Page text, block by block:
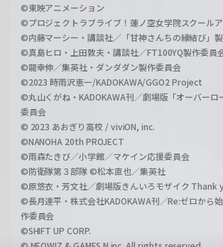
©東映アニメーション
©プロジェクトラブライブ！蓮ノ空女学院スクール
©内藤マーシー・講談社／「甘神さんちの縁結び」
©真島ヒロ・上田敦夫・講談社／FT100YQ製作委員
©龍幸伸／集英社・ダンダダン製作委員会
©2023 時雨沢恵一/KADOKAWA/GGO2 Project
©丸山くがね・KADOKAWA刊／劇場版「オーバーロ
委員会
© 2023 あおぎり高校 / viviON, inc.
©NANOHA 20th PROJECT
©雨森たきび／小学館／マケイン応援委員会
©防衛隊第３部隊 ©松本直也／集英社
©原悠衣・芳文社／劇場版きんいろモザイク Thank
©長月達平・株式会社KADOKAWA刊／Re:ゼロから
作委員会
©SHIFT UP CORP.